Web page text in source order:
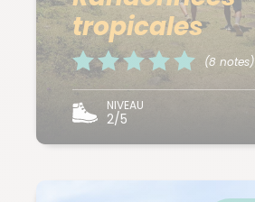
tropicales
(8 notes)
NIVEAU
2/5